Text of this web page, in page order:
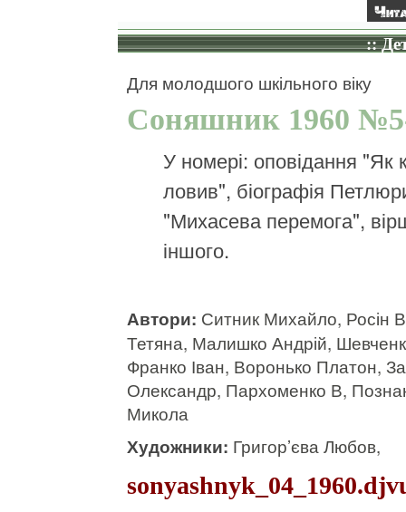
::
Для молодшого шкільного віку
Соняшник 1960
У номері: оповідання "Як
ловив", біографія
"Михасева перемога",
іншого.
Автори: Ситник Михайло, Росін
Тетяна, Малишко Андрій,
Франко Іван, Воронько Платон,
Олександр, Пархоменко В,
Микола
Художники: Григор’єва Любов,